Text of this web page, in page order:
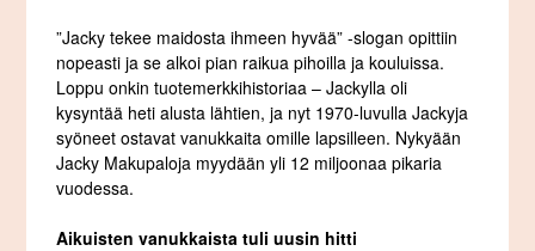
”Jacky tekee maidosta ihmeen hyvää” -slogan opittiin
nopeasti ja se alkoi pian raikua pihoilla ja kouluissa.
Loppu onkin tuotemerkkihistoriaa – Jackylla oli
kysyntää heti alusta lähtien, ja nyt 1970-luvulla Jackyja
syöneet ostavat vanukkaita omille lapsilleen. Nykyään
Jacky Makupaloja myydään yli 12 miljoonaa pikaria
vuodessa.
Aikuisten vanukkaista tuli uusin hitti